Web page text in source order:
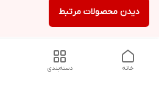
دیدن محصولات مرتبط
دسته‌بندی خانه